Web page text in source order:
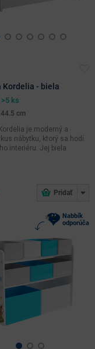
Kordelia - biela
>5 ks
cm
je moderný a
nábytku, ktorý sa hodí
interiéru. Jej biela
Nabbík
odporúča